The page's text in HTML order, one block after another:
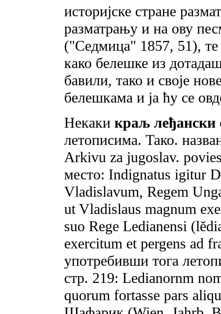
историјске стране
разматрању и на ову
("Седмица" 1857, 51), те
како белешке из
бавили, тако и своје
белешкама и ja ћу се
Некаки краљ леђански
летописима. Тако.
Arkivu za jugoslav.
место: Indignatus igitur
Vladislavum, Regem
ut Vladislaus magnum
suo Rege Ledianensi
exercitum et pergens ad
употребивши тога
стр. 219: Ledianornm
quorum fortasse pars